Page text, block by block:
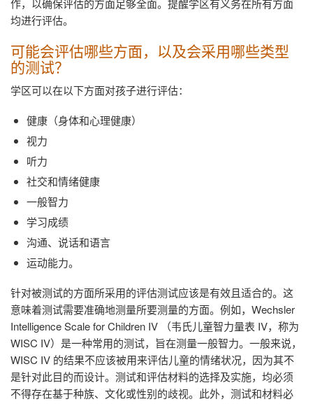
作，以确保评估的方面足够全面。提醒学区有义务在所有方面
均进行评估。
可能会评估哪些方面，以及会采用哪些类型
的测试？
学区可以在以下方面对孩子进行评估：
健康（身体和心理健康）
视力
听力
社交和情绪健康
一般智力
学习成绩
沟通、说话和语言
运动能力。
针对被测试的方面所采用的评估测试应该是有效且适合的。这
意味着测试需要准确地测量所要测量的方面。例如， Wechsler
Intelligence Scale for Children IV
（韦氏儿童智力量表 IV，称为
WISC IV）是一种常用的测试，旨在测量一般智力。一般来说，
WISC IV 的结果不应该被用来评估儿童的情绪状况，因为其不
是针对此目的而设计。测试和评估材料的选择及实施，均必须
不得存在基于种族、文化或性别的歧视。此外，测试和材料必